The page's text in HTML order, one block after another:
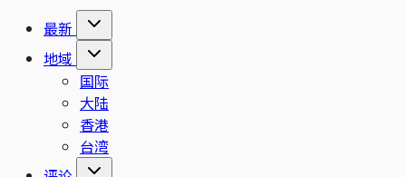
最新
地域
国际
大陆
香港
台湾